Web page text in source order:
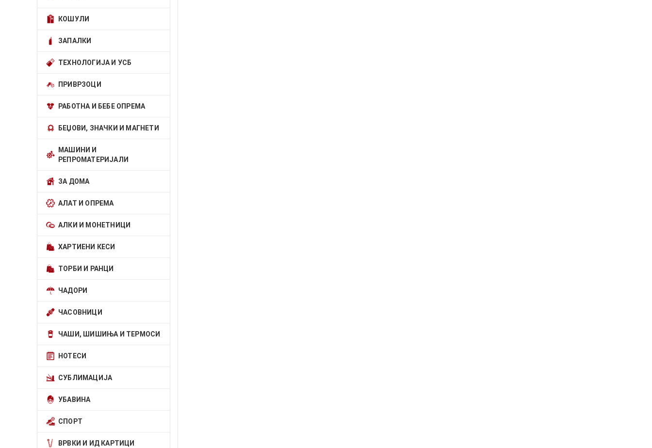
КОШУЛИ
ЗАПАЛКИ
ТЕХНОЛОГИЈА И УСБ
ПРИВРЗОЦИ
РАБОТНА И БЕБЕ ОПРЕМА
БЕЏОВИ, ЗНАЧКИ И МАГНЕТИ
МАШИНИ И
РЕПРОМАТЕРИЈАЛИ
ЗА ДОМА
АЛАТ И ОПРЕМА
АЛКИ И МОНЕТНИЦИ
ХАРТИЕНИ КЕСИ
ТОРБИ И РАНЦИ
ЧАДОРИ
ЧАСОВНИЦИ
ЧАШИ, ШИШИЊА И ТЕРМОСИ
НОТЕСИ
СУБЛИМАЦИЈА
УБАВИНА
СПОРТ
ВРВКИ И ИД КАРТИЦИ